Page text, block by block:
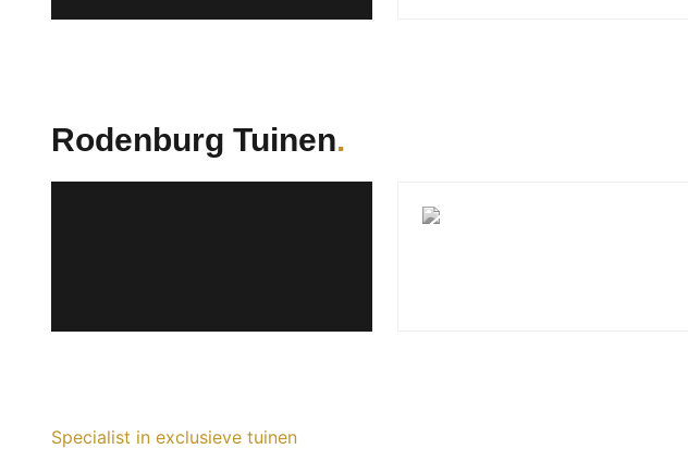
Rodenburg Tuinen
Specialist in exclusieve tuinen